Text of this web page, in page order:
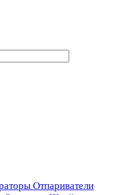
Отпариватели